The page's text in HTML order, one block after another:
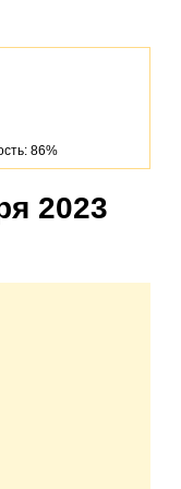
86%
2023